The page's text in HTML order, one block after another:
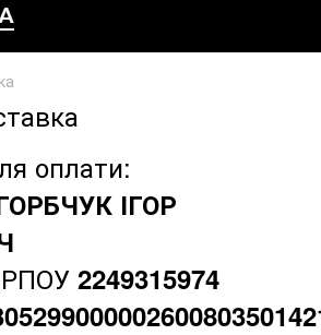
оплати:
ІГОР
2249315974